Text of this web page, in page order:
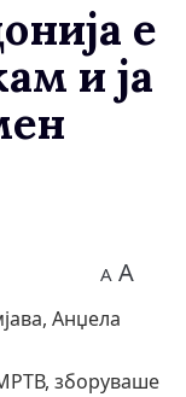
е
и ја
A A
Анџела
зборуваше